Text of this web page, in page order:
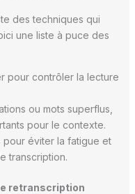
des techniques qui
une liste à puce des
pour contrôler la lecture
ou mots superflus,
pour le contexte.
pour éviter la fatigue et
transcription.
retranscription